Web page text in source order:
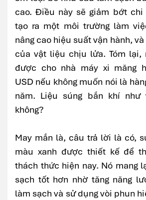
cao. Điều này sẽ giảm bớt chi
tạo ra một môi trường làm
nâng cao hiệu suất vận hành,
của vật liệu chịu lửa. Tóm lại,
được cho nhà máy xi măng
USD nếu không muốn nói là
năm. Liệu súng bắn khí
không?
May mắn là, câu trả lời là có,
màu xanh được thiết kế để
thách thức hiện nay. Nó mang
sạch tốt hơn nhờ tăng năng
làm sạch và sử dụng vòi phun